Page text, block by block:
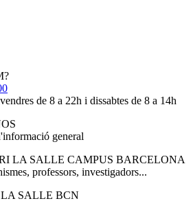
de 8 a 22h i dissabtes de 8 a 14h
general
LA SALLE CAMPUS BARCELONA
professors, investigadors...
SALLE BCN